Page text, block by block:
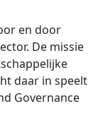
en door
De missie
daar in speelt
Governance